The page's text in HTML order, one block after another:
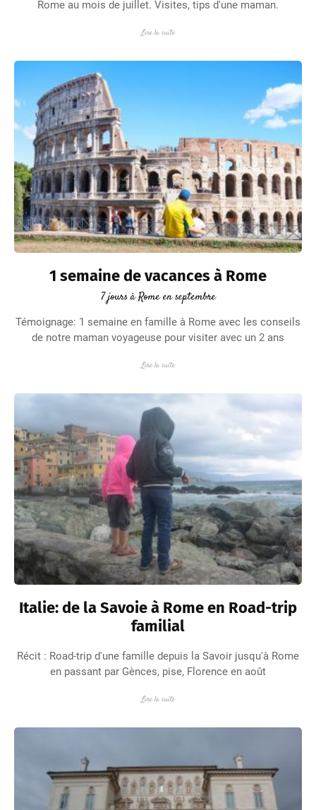
Rome au mois de juillet. Visites, tips d'une maman.
Lire la suite
1 semaine de vacances à Rome
7 jours à Rome en septembre
Témoignage: 1 semaine en famille à Rome avec les conseils
de notre maman voyageuse pour visiter avec un 2 ans
Lire la suite
Italie: de la Savoie à Rome en Road-trip
familial
Récit : Road-trip d'une famille depuis la Savoir jusqu'à Rome
en passant par Gènces, pise, Florence en août
Lire la suite